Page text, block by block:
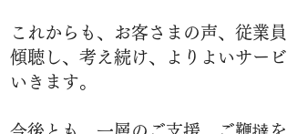
これからも、お客さまの声、従業
傾聴し、考え続け、よりよいサー
いきます。